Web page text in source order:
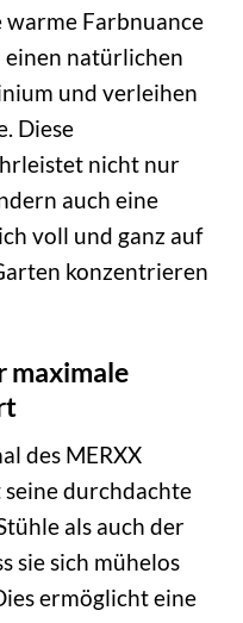
warme Farbnuance
einen natürlichen
und verleihen
Diese
nicht nur
auch eine
voll und ganz auf
konzentrieren
maximale
des MERXX
seine durchdachte
als auch der
sie sich mühelos
ermöglicht eine